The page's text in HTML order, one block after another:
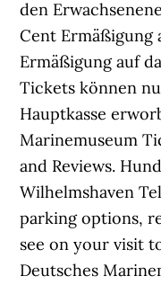
den
Cent Ermäßigung
Ermäßigung auf
Tickets können
Hauptkasse
Marinemuseum
and Reviews.
Wilhelmshaven
parking options,
see on your visit
Deutsches